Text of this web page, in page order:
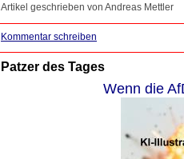
Artikel geschrieben von Andreas Mettler
Kommentar schreiben
Patzer des Tages
Wenn die